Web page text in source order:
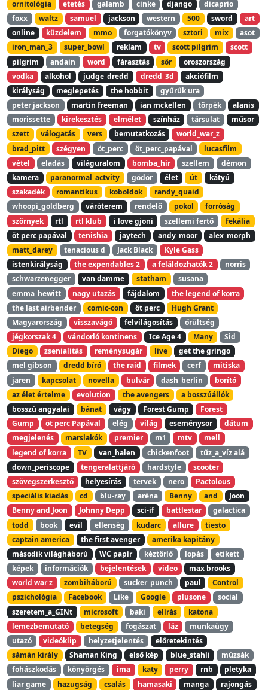
ornitológia etetés galamb cinke django
dicaprio
foxx
waltz samuel jackson western 500 sword
art
online
küzdelem mmo forgatókönyv sztori mix
asot
iron_man_3
super_bowl reklam tv scott pilgrim
scott
pilgrim
andain word fárasztás sör
oroszország
vodka
alkohol judge_dredd dredd_3d
akciófilm
királyság
meglepetés the hobbit
gyűrűk ura
peter jackson
martin freeman ian mckellen törpék
alanis
morissette
kirekesztés elmélet színház társulat
műsor
szett
válogatás vers bemutatkozás
world_war_z
brad_pitt
szégyen öt_perc öt_perc_papával
lucasfilm
vétel
eladás világuralom bomba_hír szellem
démon
kamera
paranormal_actvity gödör élet út
kátyú
szakadék
romantikus koboldok
randy_quaid
whoopi_goldberg
váróterem rendelő pokol
forróság
szörnyek
rtl rtl klub i love gjoni szellemi fertő
fekália
öt perc papával
tenishia jaytech andy_moor
alex_morph
matt_darey
tenacious d Jack Black
Kyle Gass
istenkirályság
the expendables 2 a feláldozhatók 2
norris
schwarzenegger
van damme statham
susana
emma_hewitt
nagy utazás fájdalom
the legend of korra
the last airbender
comic-con öt perc
Hugh Grant
Magyarország
visszavágó felvilágosítás
őrültség
jégkorszak 4
vándorló kontinens Ice Age 4 Many
Sid
Diego
zsenialitás reménysugár live
get the gringo
mel gibson
dredd bíró the raid filmek cerf
mitiska
jaren
kapcsolat novella bulvár dash_berlin
borító
az élet értelme
evolution the avengers
a bosszúállók
bosszú angyalai
bánat vágy Forest Gump
Forest
Gump
öt perc Papával elég világ eseménysor
dátum
megjelenés
marslakók premier m1 mtv
mell
legend of korra
TV van_halen chickenfoot
tűz_a_víz alá
down_periscope
tengeralattjáró hardstyle
scooter
szövegszerkesztő
helyesírás tervek nero
Pactolous
speciális kiadás
cd blu-ray aréna Benny and
Joon
Benny and Joon
Johnny Depp sci-if battlestar
galactica
todd
book evil ellenség kudarc allure
tiesto
captain america
the first avenger
amerika kapitány
második világháború
WC papír kéztörlő lopás
etikett
képek
információk bejelentések video
max brooks
world war z
zombiháború sucker_punch paul
Control
pszichológia
Facebook Like Google plusone
social
szeretem_a_GINt
microsoft baki elírás
katona
lemezbemutató
betegség fogászat láz
munkaügy
utazó
videóklip helyzetjelentés
előretekintés
sámán király
Shaman King első kép blue_stahli
múzsák
fohászkodás
könyörgés ima katy perry rnb
pletyka
liar game
hazugság csalás hamasaki manga
rajongás